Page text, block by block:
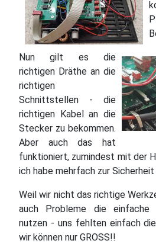
Nun gilt es die
richtigen Dräthe an die
richtigen
Schnittstellen - die
richtigen Kabel an die
Stecker zu bekommen.
Aber auch das hat
funktioniert, zumindest mit der
ich habe mehrfach zur
Weil wir nicht das richtige
auch Probleme die einfache
nutzen - uns fehlten einfach
wir können nur GROSS!!